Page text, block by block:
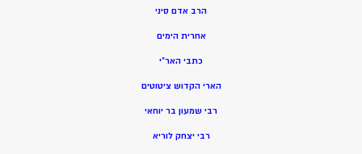
הרב אדם סיני
אחרית הימים
כתבי האר”י
הארי הקדוש ציטוטים
רבי שמעון בר יוחאי
רבי יצחק לוריא